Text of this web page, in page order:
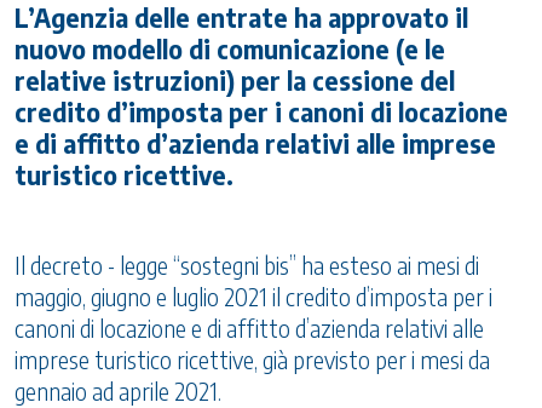
L’Agenzia delle entrate ha approvato il
nuovo modello di comunicazione (e le
relative istruzioni) per la cessione del
credito d’imposta per i canoni di locazione
e di affitto d’azienda relativi alle imprese
turistico ricettive.
Il decreto - legge “sostegni bis” ha esteso ai mesi di
maggio, giugno e luglio 2021 il credito d’imposta per i
canoni di locazione e di affitto d’azienda relativi alle
imprese turistico ricettive, già previsto per i mesi da
gennaio ad aprile 2021.